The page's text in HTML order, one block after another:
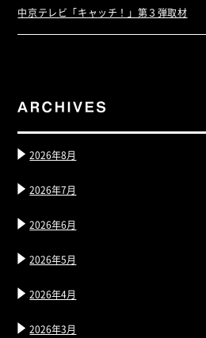
中京テレビ「キャッチ！」第３弾取材
2026年8月
2026年7月
2026年6月
2026年5月
2026年4月
2026年3月